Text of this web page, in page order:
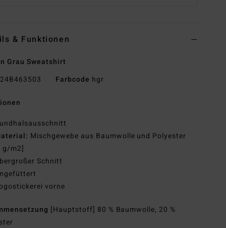
& Funktionen
Grau Sweatshirt
24B463503 Farbcode hgr
Mischgewebe aus Baumwolle und Polyester
g/m2]
Schnitt
vorne
[Hauptstoff] 80 % Baumwolle, 20 %